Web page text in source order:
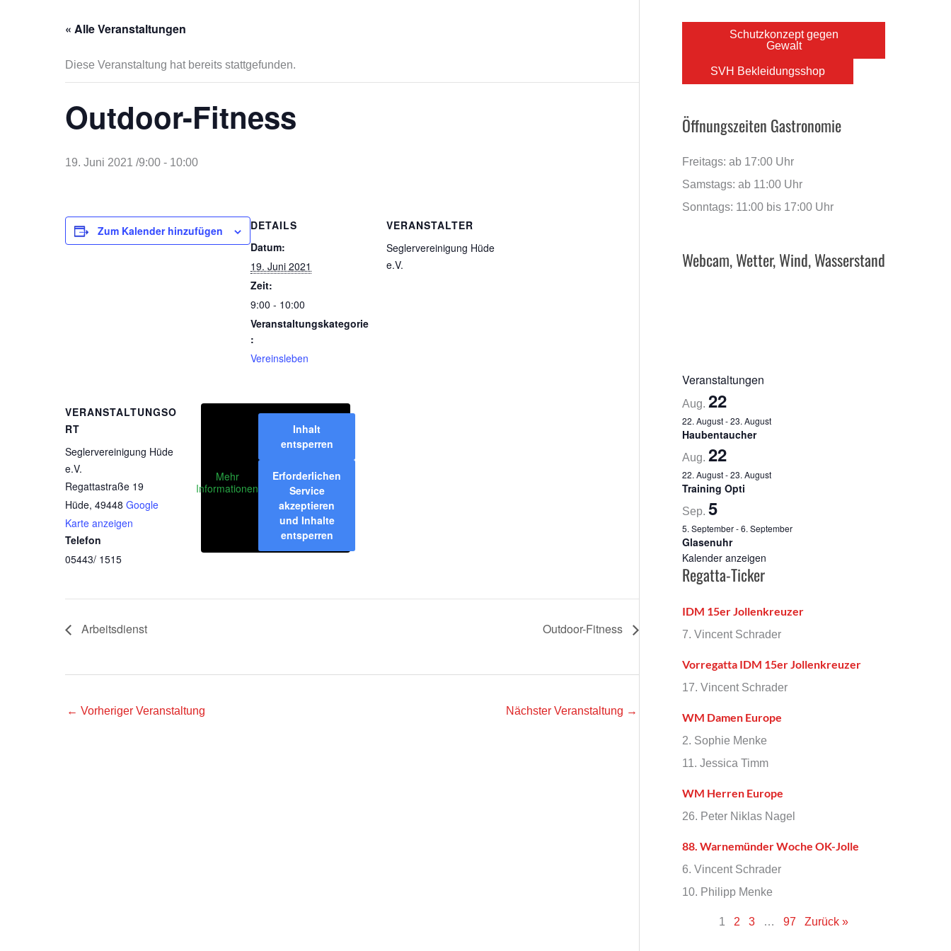
« Alle Veranstaltungen
Diese Veranstaltung hat bereits stattgefunden.
Outdoor-Fitness
19. Juni 2021 /9:00 - 10:00
Zum Kalender hinzufügen
DETAILS
Datum:
19. Juni 2021
Zeit:
9:00 - 10:00
Veranstaltungskategorie
:
Vereinsleben
VERANSTALTER
Seglervereinigung Hüde
e.V.
VERANSTALTUNGSO
RT
Seglervereinigung Hüde
e.V.
Regattastraße 19
Hüde, 49448 Google
Karte anzeigen
Telefon
05443/ 1515
Mehr
Informationen
Inhalt
entsperren
Erforderlichen
Service
akzeptieren
und Inhalte
entsperren
Arbeitsdienst Outdoor-Fitness
← Vorheriger Veranstaltung Nächster Veranstaltung →
Schutzkonzept gegen
Gewalt
SVH Bekleidungsshop
Öffnungszeiten Gastronomie
Freitags: ab 17:00 Uhr
Samstags: ab 11:00 Uhr
Sonntags: 11:00 bis 17:00 Uhr
Webcam, Wetter, Wind, Wasserstand
Veranstaltungen
Aug. 22
22. August-23. August
Haubentaucher
Aug. 22
22. August-23. August
Training Opti
Sep. 5
5. September-6. September
Glasenuhr
Kalender anzeigen
Regatta-Ticker
IDM 15er Jollenkreuzer
7. Vincent Schrader
Vorregatta IDM 15er Jollenkreuzer
17. Vincent Schrader
WM Damen Europe
2. Sophie Menke
11. Jessica Timm
WM Herren Europe
26. Peter Niklas Nagel
88. Warnemünder Woche OK-Jolle
6. Vincent Schrader
10. Philipp Menke
1 2 3 … 97 Zurück »